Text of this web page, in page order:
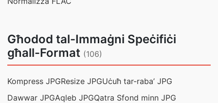
Għodod tal-Immaġni Speċifiċi
għall-Format (106)
Kompress JPGResize JPGUċuħ tar-raba’ JPG
Dawwar JPGAqleb JPGQatra Sfond minn JPG